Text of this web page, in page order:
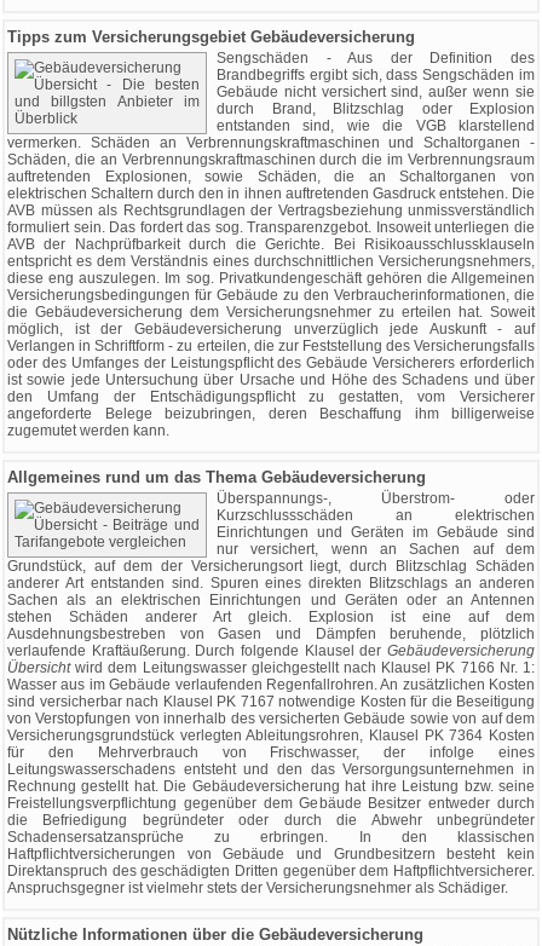
Tipps zum Versicherungsgebiet Gebäudeversicherung
Sengschäden - Aus der Definition des
Brandbegriffs ergibt sich, dass Sengschäden im
Gebäude nicht versichert sind, außer wenn sie
durch Brand, Blitzschlag oder Explosion
entstanden sind, wie die VGB klarstellend
vermerken. Schäden an Verbrennungskraftmaschinen und Schaltorganen -
Schäden, die an Verbrennungskraftmaschinen durch die im Verbrennungsraum
auftretenden Explosionen, sowie Schäden, die an Schaltorganen von
elektrischen Schaltern durch den in ihnen auftretenden Gasdruck entstehen. Die
AVB müssen als Rechtsgrundlagen der Vertragsbeziehung unmissverständlich
formuliert sein. Das fordert das sog. Transparenzgebot. Insoweit unterliegen die
AVB der Nachprüfbarkeit durch die Gerichte. Bei Risikoausschlussklauseln
entspricht es dem Verständnis eines durchschnittlichen Versicherungsnehmers,
diese eng auszulegen. Im sog. Privatkundengeschäft gehören die Allgemeinen
Versicherungsbedingungen für Gebäude zu den Verbraucherinformationen, die
die Gebäudeversicherung dem Versicherungsnehmer zu erteilen hat. Soweit
möglich, ist der Gebäudeversicherung unverzüglich jede Auskunft - auf
Verlangen in Schriftform - zu erteilen, die zur Feststellung des Versicherungsfalls
oder des Umfanges der Leistungspflicht des Gebäude Versicherers erforderlich
ist sowie jede Untersuchung über Ursache und Höhe des Schadens und über
den Umfang der Entschädigungspflicht zu gestatten, vom Versicherer
angeforderte Belege beizubringen, deren Beschaffung ihm billigerweise
zugemutet werden kann.
Allgemeines rund um das Thema Gebäudeversicherung
Überspannungs-, Überstrom- oder
Kurzschlussschäden an elektrischen
Einrichtungen und Geräten im Gebäude sind
nur versichert, wenn an Sachen auf dem
Grundstück, auf dem der Versicherungsort liegt, durch Blitzschlag Schäden
anderer Art entstanden sind. Spuren eines direkten Blitzschlags an anderen
Sachen als an elektrischen Einrichtungen und Geräten oder an Antennen
stehen Schäden anderer Art gleich. Explosion ist eine auf dem
Ausdehnungsbestreben von Gasen und Dämpfen beruhende, plötzlich
verlaufende Kraftäußerung. Durch folgende Klausel der Gebäudeversicherung
Übersichtwird dem Leitungswasser gleichgestellt nach Klausel PK 7166 Nr. 1:
Wasser aus im Gebäude verlaufenden Regenfallrohren. An zusätzlichen Kosten
sind versicherbar nach Klausel PK 7167 notwendige Kosten für die Beseitigung
von Verstopfungen von innerhalb des versicherten Gebäude sowie von auf dem
Versicherungsgrundstück verlegten Ableitungsrohren, Klausel PK 7364 Kosten
für den Mehrverbrauch von Frischwasser, der infolge eines
Leitungswasserschadens entsteht und den das Versorgungsunternehmen in
Rechnung gestellt hat. Die Gebäudeversicherung hat ihre Leistung bzw. seine
Freistellungsverpflichtung gegenüber dem Gebäude Besitzer entweder durch
die Befriedigung begründeter oder durch die Abwehr unbegründeter
Schadensersatzansprüche zu erbringen. In den klassischen
Haftpflichtversicherungen von Gebäude und Grundbesitzern besteht kein
Direktanspruch des geschädigten Dritten gegenüber dem Haftpflichtversicherer.
Anspruchsgegner ist vielmehr stets der Versicherungsnehmer als Schädiger.
Nützliche Informationen über die Gebäudeversicherung